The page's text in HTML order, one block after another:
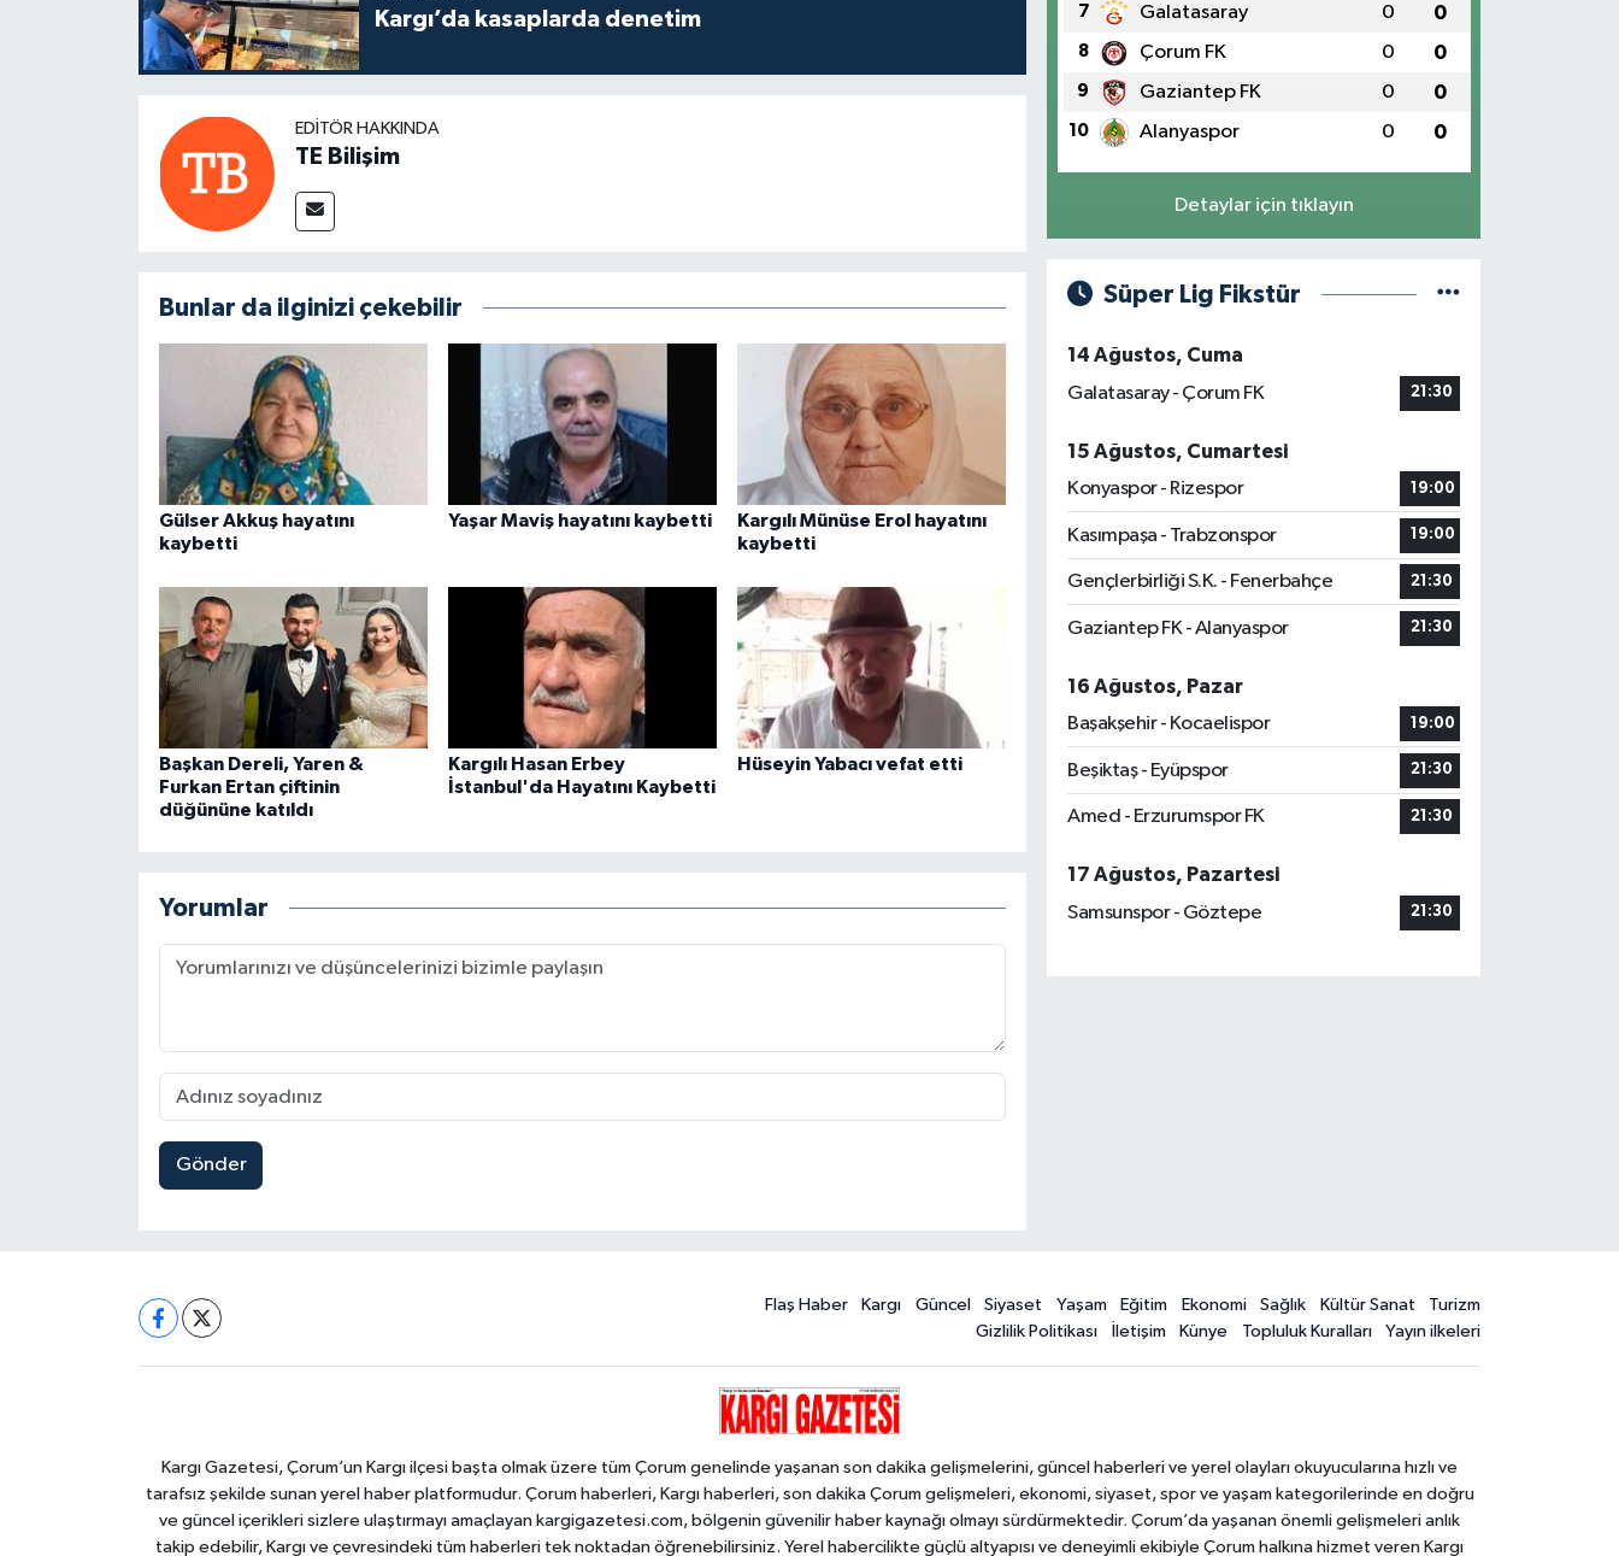
Kargı’da kasaplarda denetim
EDITÖR HAKKINDA
TE Bilişim
Bunlar da ilginizi çekebilir
Gülser Akkuş hayatını
kaybetti
Yaşar Maviş hayatını kaybetti
Kargılı Münüse Erol hayatını
kaybetti
Başkan Dereli, Yaren &
Furkan Ertan çiftinin
düğününe katıldı
Kargılı Hasan Erbey
İstanbul'da Hayatını Kaybetti
Hüseyin Yabacı vefat etti
Yorumlar
Gönder
7 Galatasaray 0 0
8 Çorum FK 0 0
9 Gaziantep FK 0 0
10 Alanyaspor 0 0
Detaylar için tıklayın
Süper Lig Fikstür
14 Ağustos, Cuma
Galatasaray - Çorum FK
21:30
15 Ağustos, Cumartesi
Konyaspor - Rizespor
19:00
Kasımpaşa - Trabzonspor 19:00
Gençlerbirliği S.K. - Fenerbahçe 21:30
Gaziantep FK - Alanyaspor 21:30
16 Ağustos, Pazar
Başakşehir - Kocaelispor
19:00
Beşiktaş - Eyüpspor 21:30
Amed - Erzurumspor FK 21:30
17 Ağustos, Pazartesi
Samsunspor - Göztepe
21:30
Flaş Haber Kargı Güncel Siyaset Yaşam Eğitim Ekonomi Sağlık Kültür Sanat
Turizm
Gizlilik Politikası
İletişim Künye Topluluk Kuralları Yayın ilkeleri
Kargı Gazetesi, Çorum’un Kargı ilçesi başta olmak üzere tüm Çorum genelinde yaşanan son dakika gelişmelerini, güncel haberleri ve yerel olayları okuyucularına hızlı ve
tarafsız şekilde sunan yerel haber platformudur. Çorum haberleri, Kargı haberleri, son dakika Çorum gelişmeleri, ekonomi, siyaset, spor ve yaşam kategorilerinde en doğru
ve güncel içerikleri sizlere ulaştırmayı amaçlayan kargigazetesi.com, bölgenin güvenilir haber kaynağı olmayı sürdürmektedir. Çorum’da yaşanan önemli gelişmeleri anlık
takip edebilir, Kargı ve çevresindeki tüm haberleri tek noktadan öğrenebilirsiniz. Yerel habercilikte güçlü altyapısı ve deneyimli ekibiyle Çorum halkına hizmet veren Kargı